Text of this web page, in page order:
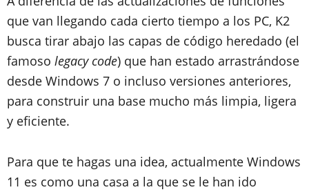
que van llegando cada cierto tiempo a los PC, K2
busca tirar abajo las capas de código heredado (el
famoso legacy code) que han estado arrastrándose
desde Windows 7 o incluso versiones anteriores,
para construir una base mucho más limpia, ligera
y eficiente.
Para que te hagas una idea, actualmente Windows
11 es como una casa a la que se le han ido